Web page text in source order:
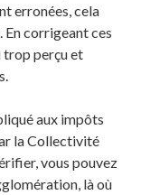
erronées, cela
corrigeant ces
trop perçu et
aux impôts
la Collectivité
vous pouvez
là où